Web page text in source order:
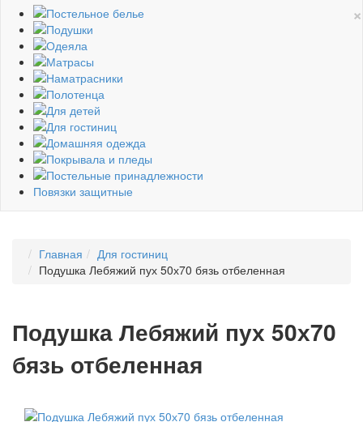
×
Постельное белье
Подушки
Одеяла
Матрасы
Наматрасники
Полотенца
Для детей
Для гостиниц
Домашняя одежда
Покрывала и пледы
Постельные принадлежности
Повязки защитные
Главная
Для гостиниц
Подушка Лебяжий пух 50х70 бязь отбеленная
Подушка Лебяжий пух 50х70
бязь отбеленная